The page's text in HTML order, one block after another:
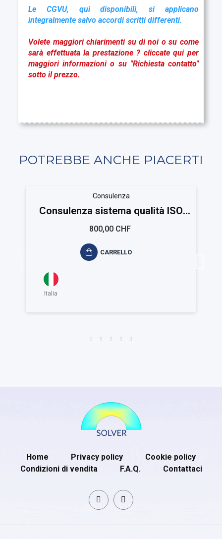
Le CGVU, qui disponibili, si applicano
integralmente salvo accordi scritti differenti.
Volete maggiori chiarimenti su di noi o su come
sarà effettuata la prestazione ? cliccate quiper
maggiori informazioni o su "Richiesta contatto"
sotto il prezzo.
POTREBBE ANCHE PIACERTI
Consulenza
Consulenza sistema qualità ISO
9001
800,00 CHF
CARRELLO
Italia
Home Privacy policy
Cookie policy
Condizioni di vendita
F.A.Q. Contattaci